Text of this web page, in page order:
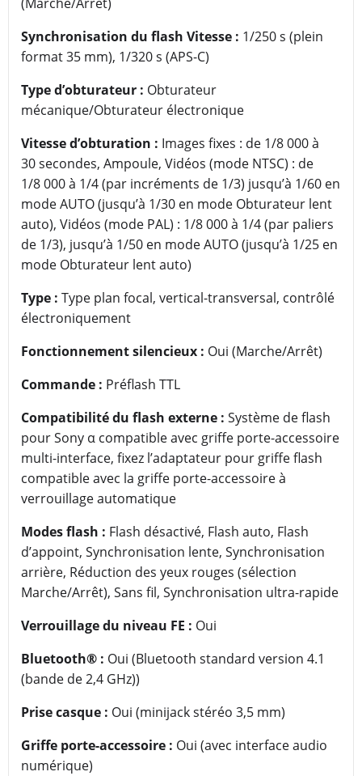
Synchronisation du flash Vitesse : 1/250 s (plein
format 35 mm), 1/320 s (APS-C)
Type d’obturateur : Obturateur
mécanique/Obturateur électronique
Vitesse d’obturation : Images fixes : de 1/8 000 à
30 secondes, Ampoule, Vidéos (mode NTSC) : de
1/8 000 à 1/4 (par incréments de 1/3) jusqu’à 1/60 en
mode AUTO (jusqu’à 1/30 en mode Obturateur lent
auto), Vidéos (mode PAL) : 1/8 000 à 1/4 (par paliers
de 1/3), jusqu’à 1/50 en mode AUTO (jusqu’à 1/25 en
mode Obturateur lent auto)
Type : Type plan focal, vertical-transversal, contrôlé
électroniquement
Fonctionnement silencieux : Oui (Marche/Arrêt)
Commande : Préflash TTL
Compatibilité du flash externe : Système de flash
pour Sony α compatible avec griffe porte-accessoire
multi-interface, fixez l’adaptateur pour griffe flash
compatible avec la griffe porte-accessoire à
verrouillage automatique
Modes flash : Flash désactivé, Flash auto, Flash
d’appoint, Synchronisation lente, Synchronisation
arrière, Réduction des yeux rouges (sélection
Marche/Arrêt), Sans fil, Synchronisation ultra-rapide
Verrouillage du niveau FE : Oui
Bluetooth® : Oui (Bluetooth standard version 4.1
(bande de 2,4 GHz))
Prise casque : Oui (minijack stéréo 3,5 mm)
Griffe porte-accessoire : Oui (avec interface audio
numérique)